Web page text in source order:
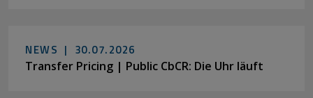
NEWS | 30.07.2026
Transfer Pricing | Public CbCR: Die Uhr läuft